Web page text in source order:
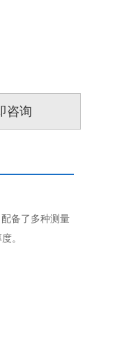
咨询
备了多种测量
。